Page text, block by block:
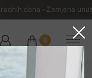
dana – Zamjena
0